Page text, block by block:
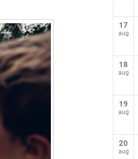
17
aug
18
aug
19
aug
20
aug